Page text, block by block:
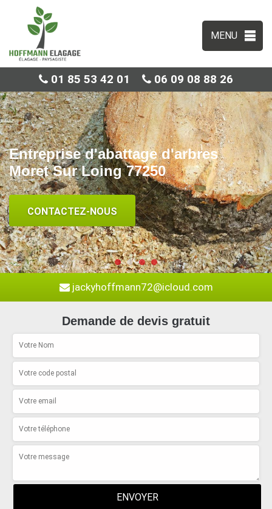
MENU
01 85 53 42 01 06 09 08 88 26
Entreprise d'abattage d'arbres
Moret Sur Loing 77250
CONTACTEZ-NOUS
jackyhoffmann72@icloud.com
Demande de devis gratuit